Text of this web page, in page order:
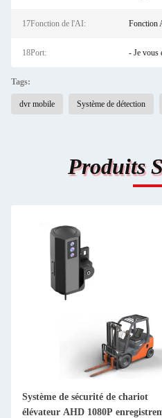
17Fonction de l'AI: Fonction
18Port: - Je vous
Tags:
dvr mobile Système de détection
Produits
Système de sécurité de chariot
élévateur AHD 1080P